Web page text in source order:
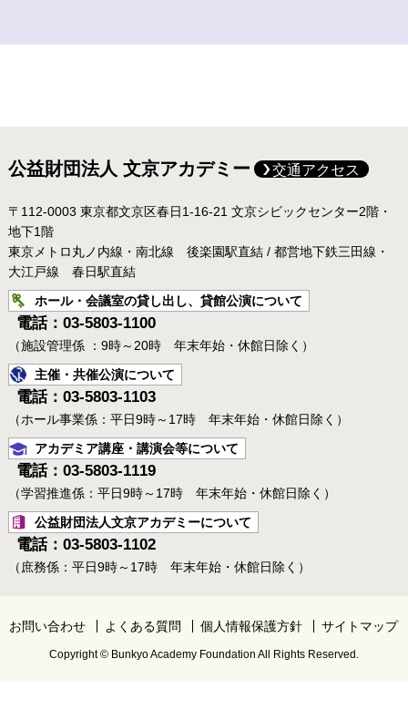
公益財団法人 文京アカデミー 交通アクセス
〒112-0003 東京都文京区春日1-16-21 文京シビックセンター2階・
地下1階
東京メトロ丸ノ内線・南北線 後楽園駅直結 / 都営地下鉄三田線・
大江戸線 春日駅直結
ホール・会議室の貸し出し、貸館公演について
電話：03-5803-1100
（施設管理係 ：9時～20時 年末年始・休館日除く）
主催・共催公演について
電話：03-5803-1103
（ホール事業係：平日9時～17時 年末年始・休館日除く）
アカデミア講座・講演会等について
電話：03-5803-1119
（学習推進係：平日9時～17時 年末年始・休館日除く）
公益財団法人文京アカデミーについて
電話：03-5803-1102
（庶務係：平日9時～17時 年末年始・休館日除く）
お問い合わせ よくある質問 個人情報保護方針 サイトマップ
Copyright © Bunkyo Academy Foundation All Rights Reserved.